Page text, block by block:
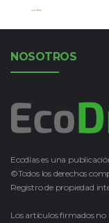
Leer Más
NOSOTROS
Ecodías es una
©Todos los derechos
Registro de propiedad
Los artículos firmados